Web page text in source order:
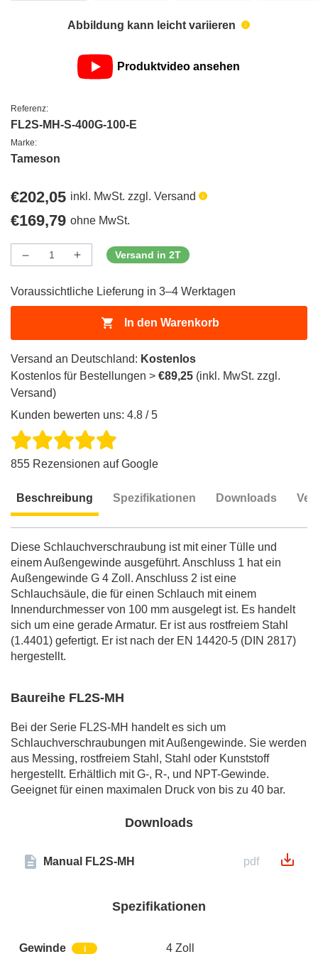
Abbildung kann leicht variieren
Produktvideo ansehen
Referenz:
FL2S-MH-S-400G-100-E
Marke:
Tameson
Regulärer
Preis
€202,05 inkl. MwSt. zzgl. Versand
Regulärer
Preis
€169,79 ohne MwSt.
Menge
Menge
verringern
ProductDrop
Menge
erhöhen
ProductDrop
Versand in 2T
Voraussichtliche Lieferung in 3–4 Werktagen
In den Warenkorb
Versand an Deutschland: Kostenlos
Kostenlos für Bestellungen > €89,25 (inkl. MwSt. zzgl.
Versand)
Kunden bewerten uns: 4.8 / 5
855 Rezensionen auf Google
Beschreibung Spezifikationen Downloads
Diese Schlauchverschraubung ist mit einer Tülle und
einem Außengewinde ausgeführt. Anschluss 1 hat ein
Außengewinde G 4 Zoll. Anschluss 2 ist eine
Schlauchsäule, die für einen Schlauch mit einem
Innendurchmesser von 100 mm ausgelegt ist. Es handelt
sich um eine gerade Armatur. Er ist aus rostfreiem Stahl
(1.4401) gefertigt. Er ist nach der EN 14420-5 (DIN 2817)
hergestellt.
Baureihe FL2S-MH
Bei der Serie FL2S-MH handelt es sich um
Schlauchverschraubungen mit Außengewinde. Sie werden
aus Messing, rostfreiem Stahl, Stahl oder Kunststoff
hergestellt. Erhältlich mit G-, R-, und NPT-Gewinde.
Geeignet für einen maximalen Druck von bis zu 40 bar.
Downloads
Manual FL2S-MH pdf
Spezifikationen
Gewinde i 4 Zoll